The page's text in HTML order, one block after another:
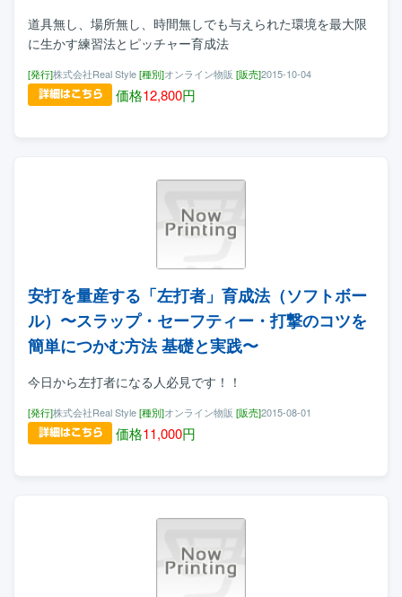
道具無し、場所無し、時間無しでも与えられた環境を最大限
に生かす練習法とピッチャー育成法
[発行]株式会社Real Style[種別]オンライン物販 [販売]2015-10-04
価格12,800円
安打を量産する「左打者」育成法（ソフトボー
ル）〜スラップ・セーフティー・打撃のコツを
簡単につかむ方法 基礎と実践〜
今日から左打者になる人必見です！！
[発行]株式会社Real Style[種別]オンライン物販 [販売]2015-08-01
価格11,000円